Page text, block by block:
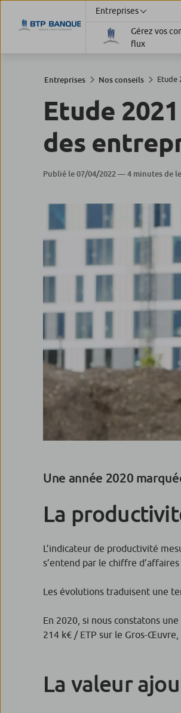
Entreprises
Gérez vos
flux
Entreprises Nos conseils Etude
Etude
des
Publié le 07/04/2022 — 4 minutes de
Une année 2020
La
L’indicateur de productivité
s’entend par le chiffre
Les évolutions traduisent une
En 2020, si nous constatons
214 k€ / ETP sur le Gros-
La valeur